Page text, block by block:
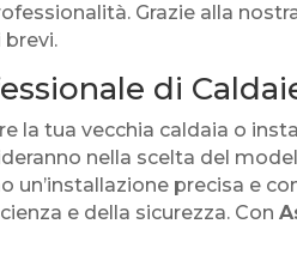
Grazie alla
di
la tua vecchia caldaia o
nella scelta del
un’installazione precisa e
e della sicurezza. Con